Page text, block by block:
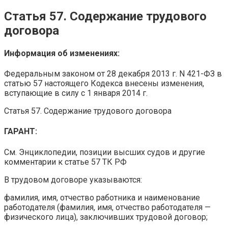
Статья 57. Содержание трудового
договора
Информация об изменениях:
Федеральным законом от 28 декабря 2013 г. N 421-ФЗ в
статью 57 настоящего Кодекса внесены изменения,
вступающие в силу с 1 января 2014 г.
Статья 57. Содержание трудового договора
ГАРАНТ:
См. Энциклопедии, позиции высших судов и другие
комментарии к статье 57 ТК РФ
В трудовом договоре указываются:
фамилия, имя, отчество работника и наименование
работодателя (фамилия, имя, отчество работодателя —
физического лица), заключивших трудовой договор;